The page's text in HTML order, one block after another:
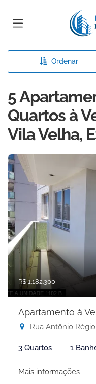
Ordenar
5
Quartos à
Vila Velha,
R$ 1.182.300
Apartamento à
Rua Antônio Régio
3 Quartos 1
Mais informações